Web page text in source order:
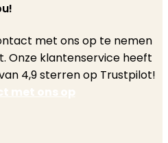
met ons op te nemen
Onze klantenservice heeft
4,9 sterren op Trustpilot!